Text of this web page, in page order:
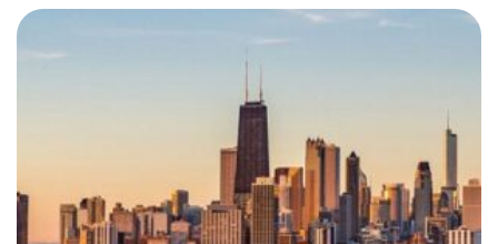
3.200,00€
on
the